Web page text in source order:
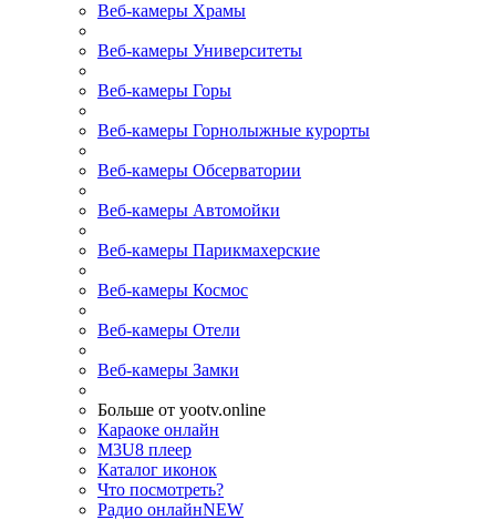
Веб-камеры Храмы
Веб-камеры Университеты
Веб-камеры Горы
Веб-камеры Горнолыжные курорты
Веб-камеры Обсерватории
Веб-камеры Автомойки
Веб-камеры Парикмахерские
Веб-камеры Космос
Веб-камеры Отели
Веб-камеры Замки
Больше от yootv.online
Караоке онлайн
M3U8 плеер
Каталог иконок
Что посмотреть?
Радио онлайнNEW